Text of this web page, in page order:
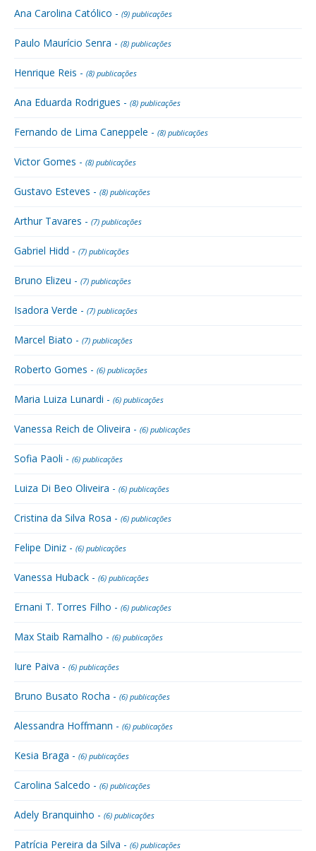
Ana Carolina Católico - (9) publicações
Paulo Maurício Senra - (8) publicações
Henrique Reis - (8) publicações
Ana Eduarda Rodrigues - (8) publicações
Fernando de Lima Caneppele - (8) publicações
Victor Gomes - (8) publicações
Gustavo Esteves - (8) publicações
Arthur Tavares - (7) publicações
Gabriel Hidd - (7) publicações
Bruno Elizeu - (7) publicações
Isadora Verde - (7) publicações
Marcel Biato - (7) publicações
Roberto Gomes - (6) publicações
Maria Luiza Lunardi - (6) publicações
Vanessa Reich de Oliveira - (6) publicações
Sofia Paoli - (6) publicações
Luiza Di Beo Oliveira - (6) publicações
Cristina da Silva Rosa - (6) publicações
Felipe Diniz - (6) publicações
Vanessa Huback - (6) publicações
Ernani T. Torres Filho - (6) publicações
Max Staib Ramalho - (6) publicações
Iure Paiva - (6) publicações
Bruno Busato Rocha - (6) publicações
Alessandra Hoffmann - (6) publicações
Kesia Braga - (6) publicações
Carolina Salcedo - (6) publicações
Adely Branquinho - (6) publicações
Patrícia Pereira da Silva - (6) publicações